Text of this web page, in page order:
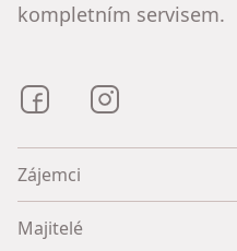
kompletním servisem.
Bezrealitky na
Zájemci
Majitelé